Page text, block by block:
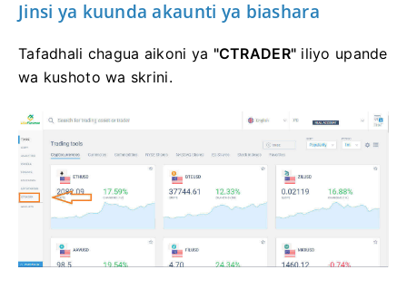
Jinsi ya kuunda akaunti ya biashara
Tafadhali chagua aikoni ya "CTRADER" iliyo upande
wa kushoto wa skrini.